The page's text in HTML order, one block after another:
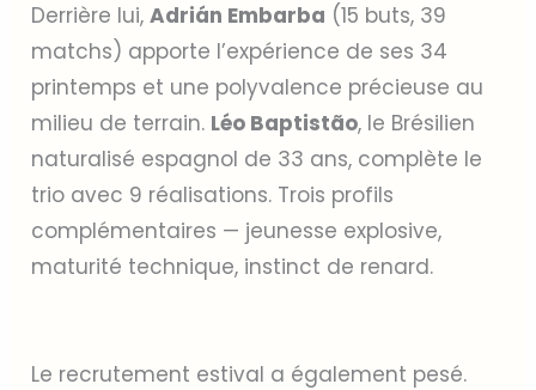
Derrière lui,Adrián Embarba (15 buts, 39
matchs) apporte l’expérience de ses 34
printemps et une polyvalence précieuse au
milieu de terrain. Léo Baptistão, le Brésilien
naturalisé espagnol de 33 ans, complète le
trio avec 9 réalisations. Trois profils
complémentaires — jeunesse explosive,
maturité technique, instinct de renard.
Le recrutement estival a également pesé.